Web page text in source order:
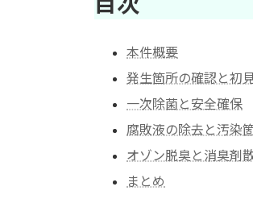
本件概要
発生箇所の確認と初見
一次除菌と安全確保
腐敗液の除去と汚染
オゾン脱臭と消臭剤
まとめ